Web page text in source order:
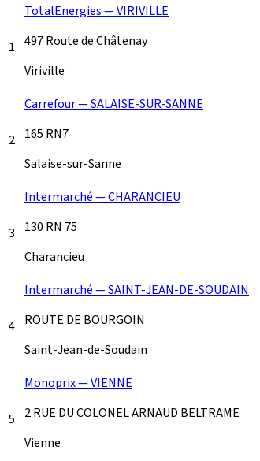
1
TotalEnergies — VIRIVILLE
497 Route de Châtenay
Viriville
2
Carrefour — SALAISE-SUR-SANNE
165 RN7
Salaise-sur-Sanne
3
Intermarché — CHARANCIEU
130 RN 75
Charancieu
4
Intermarché — SAINT-JEAN-DE-SOUDAIN
ROUTE DE BOURGOIN
Saint-Jean-de-Soudain
5
Monoprix — VIENNE
2 RUE DU COLONEL ARNAUD BELTRAME
Vienne